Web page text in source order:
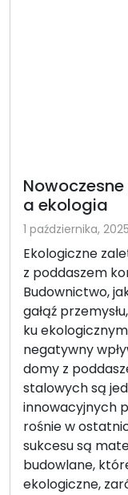
a ekologia
1 października, 2025
Ekologiczne
z poddaszem
Budownictwo,
gałąź
ku
negatywny
domy z
stalowych są
innowacyjnych
rośnie w
sukcesu są
budowlane,
ekologiczne,